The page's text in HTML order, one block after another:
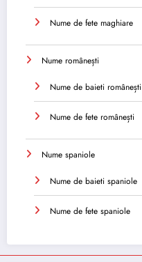
Nume de fete maghiare
Nume românești
Nume de baieti românești
Nume de fete românești
Nume spaniole
Nume de baieti spaniole
Nume de fete spaniole